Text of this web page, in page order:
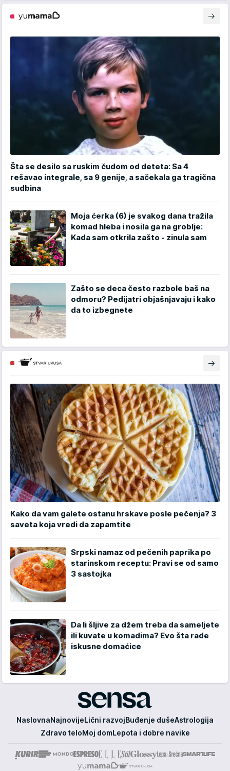
Šta se desilo sa ruskim čudom od deteta: Sa 4
rešavao integrale, sa 9 genije, a sačekala ga tragična
sudbina
Moja ćerka (6) je svakog dana tražila
komad hleba i nosila ga na groblje:
Kada sam otkrila zašto - zinula sam
Zašto se deca često razbole baš na
odmoru? Pedijatri objašnjavaju i kako
da to izbegnete
Kako da vam galete ostanu hrskave posle pečenja? 3
saveta koja vredi da zapamtite
Srpski namaz od pečenih paprika po
starinskom receptu: Pravi se od samo
3 sastojka
Da li šljive za džem treba da sameljete
ili kuvate u komadima? Evo šta rade
iskusne domaćice
Sensa
NaslovnaNajnovijeLični razvojBuđenje dušeAstrologija
Zdravo teloMoj domLepota i dobre navike